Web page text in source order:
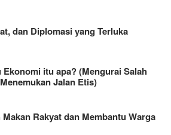
dan Diplomasi yang Terluka
itu apa? (Mengurai Salah
Jalan Etis)
Rakyat dan Membantu Warga